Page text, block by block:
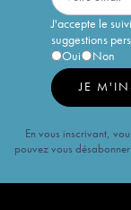
J'accepte le
suggestions
Oui
Non
JE
En vous inscrivant,
pouvez vous